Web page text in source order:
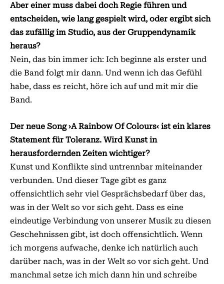
Aber einer muss dabei doch Regie führen und
entscheiden, wie lang gespielt wird, oder ergibt sich
das zufällig im Studio, aus der Gruppendynamik
heraus?
Nein, das bin immer ich: Ich beginne als erster und
die Band folgt mir dann. Und wenn ich das Gefühl
habe, dass es reicht, höre ich auf und mit mir die
Band.
Der neue Song ›A Rainbow Of Colours‹ ist ein klares
Statement für Toleranz. Wird Kunst in
herausfordernden Zeiten wichtiger?
Kunst und Konflikte sind untrennbar miteinander
verbunden. Und dieser Tage gibt es ganz
offensichtlich sehr viel Gesprächsbedarf über das,
was in der Welt so vor sich geht. Dass es eine
eindeutige Verbindung von unserer Musik zu diesen
Geschehnissen gibt, ist doch offensichtlich. Wenn
ich morgens aufwache, denke ich natürlich auch
darüber nach, was in der Welt so vor sich geht. Und
manchmal setze ich mich dann hin und schreibe